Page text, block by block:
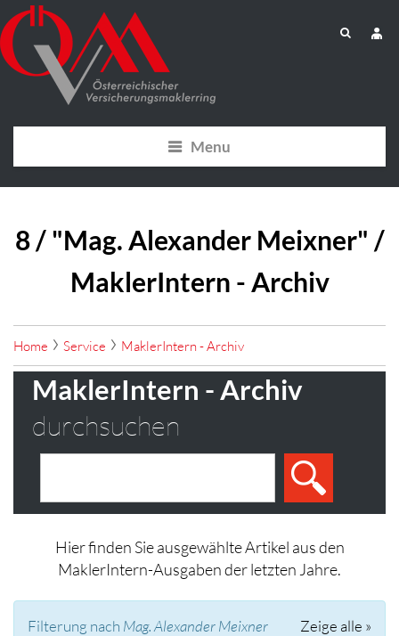
Menu
8 / "Mag. Alexander Meixner" /
MaklerIntern - Archiv
Home Service MaklerIntern - Archiv
MaklerIntern - Archiv
durchsuchen
Hier finden Sie ausgewählte Artikel aus den
MaklerIntern-Ausgaben der letzten Jahre.
Filterung nach Mag. Alexander Meixner Zeige alle »